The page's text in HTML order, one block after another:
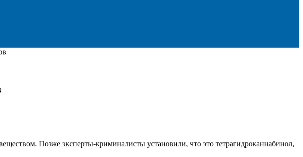
Позже эксперты-криминалисты установили, что это тетрагидроканнабинол,